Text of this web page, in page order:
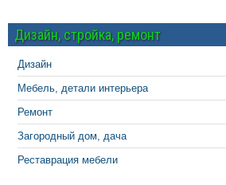
Дизайн, стройка, ремонт
Дизайн
Мебель, детали интерьера
Ремонт
Загородный дом, дача
Реставрация мебели